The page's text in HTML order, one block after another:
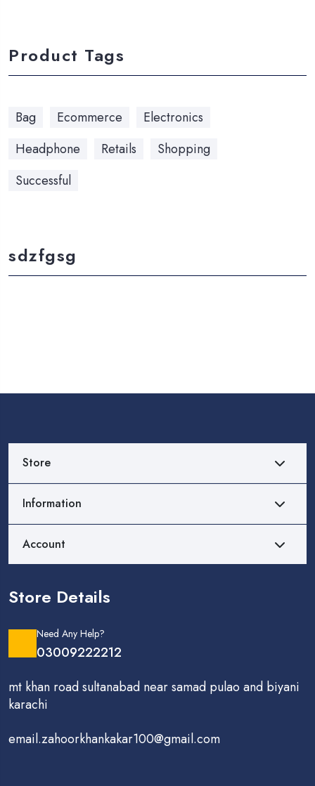
Product Tags
Bag Ecommerce
Electronics
Headphone
Retails
Shopping
Successful
sdzfgsg
Store
Information
Account
Store Details
Need Any Help?
03009222212
mt khan road sultanabad near samad pulao and biyani
karachi
email.zahoorkhankakar100@gmail.com